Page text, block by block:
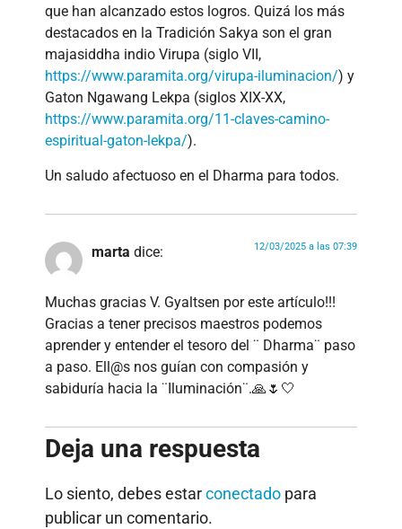
que han alcanzado estos logros. Quizá los más
destacados en la Tradición Sakya son el gran
majasiddha indio Virupa (siglo VII,
https://www.paramita.org/virupa-iluminacion/) y
Gaton Ngawang Lekpa (siglos XIX-XX,
https://www.paramita.org/11-claves-camino-
espiritual-gaton-lekpa/).
Un saludo afectuoso en el Dharma para todos.
marta dice: 12/03/2025 a las 07:39
Muchas gracias V. Gyaltsen por este artículo!!!
Gracias a tener precisos maestros podemos
aprender y entender el tesoro del ¨ Dharma¨ paso
a paso. Ell@s nos guían con compasión y
sabiduría hacia la ¨Iluminación¨.🙏🌷🤍
Deja una respuesta
Lo siento, debes estarconectado para
publicar un comentario.